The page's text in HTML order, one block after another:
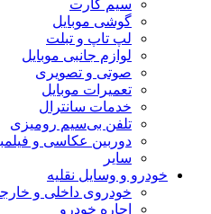
سیم کارت
گوشی موبایل
لپ تاپ و تبلت
لوازم جانبی موبایل
صوتی و تصویری
تعمیرات موبایل
خدمات سانترال
تلفن بی‌سیم رومیزی
دوربین عکاسی و
سایر
خودرو و وسایل نقلیه
خودروی داخلی و
اجاره خودرو